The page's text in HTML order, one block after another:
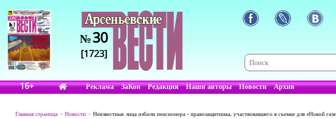
№30
[1723]
16+ Реклама ЗаКон Редакция Наши авторы Новости Архив
Главная страница Новости Неизвестные лица избили пенсионера - правозащитника, участвовавшего в съемке для «Новой